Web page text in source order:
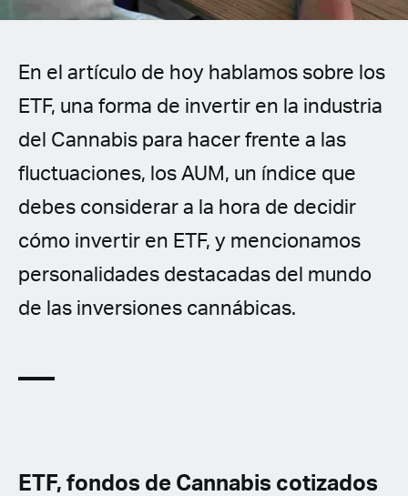
Polish
En el artículo de hoy hablamos sobre los
ETF, una forma de invertir en la industria
del Cannabis para hacer frente a las
fluctuaciones, los AUM, un índice que
debes considerar a la hora de decidir
cómo invertir en ETF, y mencionamos
personalidades destacadas del mundo
de las inversiones cannábicas.
ETF, fondos de Cannabis cotizados